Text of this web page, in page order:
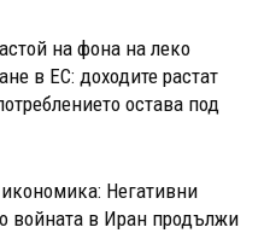
на фона на леко
в ЕС: доходите растат
остава под
Негативни
войната в Иран продължи